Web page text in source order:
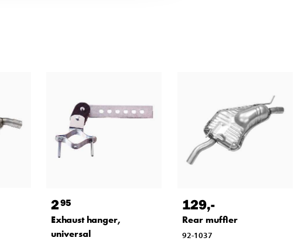
295
Exhaust hanger,
universal
129,-
Rear muffler
92-1037